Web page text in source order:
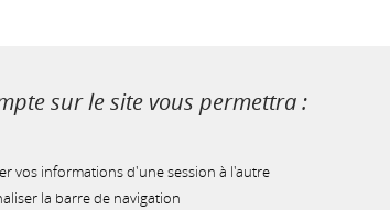
sur le site vous permettra :
vos informations d'une session à l'autre
la barre de navigation